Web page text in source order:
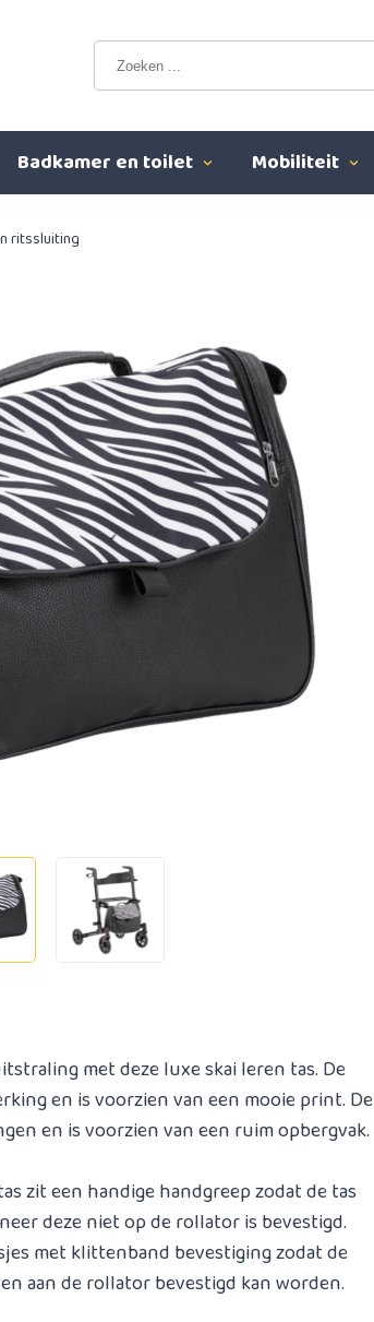
Badkamer en toilet Mobiliteit
ritssluiting
met deze luxe skai leren tas. De
en is voorzien van een mooie print. De
en is voorzien van een ruim opbergvak.
zit een handige handgreep zodat de tas
deze niet op de rollator is bevestigd.
met klittenband bevestiging zodat de
aan de rollator bevestigd kan worden.